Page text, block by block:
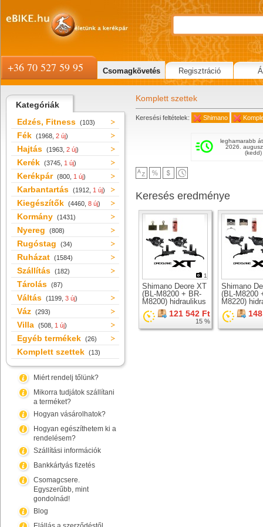
Kategóriák
Edzés, Fitness (103)
Fék (1968, 2 új)
Hajtás (1963, 2 új)
Kerék (3745, 1 új)
Kerékpár (800, 1 új)
Karbantartás (1912, 1 új)
Kiegészítők (4460, 8 új)
Kormány (1431)
Nyereg (808)
Rugóstag (34)
Ruházat (1584)
Szállítás (182)
Tárolás (87)
Váltás (1199, 3 új)
Váz (293)
Villa (508, 1 új)
Egyéb termékek (26)
Komplett szettek (13)
Miért rendelj tőlünk?
Mikorra tudjátok szállítani
a terméket?
Hogyan vásárolhatok?
Hogyan egészíthetem ki a
rendelésem?
Szállítási információk
Bankkártyás fizetés
Csomagcsere.
Egyszerűbb, mint
gondolnád!
Blog
Komplett szettek
Keresési feltételek: Shimano
leghamarabb
2026.
(kedd)
Keresés eredménye
1
Shimano Deore XT
(BL-M8200 + BR-
M8200) hidraulikus
tárcsafék szett
121 542 Ft
15 %
Shimano
(BL-M8200
M8220)
tárcsafék
+36 70 527 59 95 Csomagkövetés Regisztráció